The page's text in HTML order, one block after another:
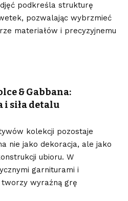
podkreśla strukturę
pozwalając wybrzmieć
materiałów i precyzyjnemu
& Gabbana:
i siła detalu
kolekcji pozostaje
nie jako dekoracja, ale jako
ubioru. W
garniturami i
wyraźną grę